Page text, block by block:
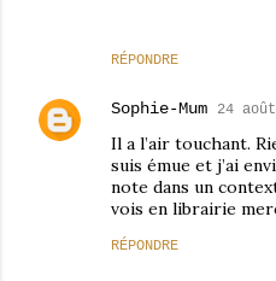
RÉPONDRE
Sophie-Mum 24
Il a l’air touchant.
suis émue et j’ai
note dans un
vois en librairie
RÉPONDRE